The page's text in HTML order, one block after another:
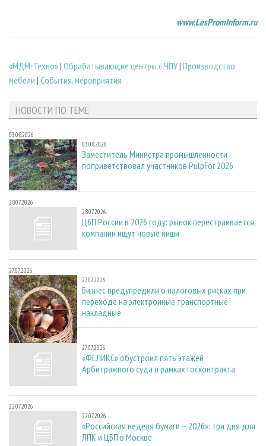
www.LesPromInform.ru
«МДМ-Техно»| Обрабатывающие центры с ЧПУ| Производство
мебели | События, мероприятия
НОВОСТИ ПО ТЕМЕ
03.08.2026
03.08.2026
Заместитель Министра промышленности
поприветствовал участников PulpFor 2026
28.07.2026
28.07.2026
ЦБП России в 2026 году: рынок перестраивается,
компании ищут новые ниши
27.07.2026
27.07.2026
Бизнес предупредили о налоговых рисках при
переходе на электронные транспортные
накладные
27.07.2026
27.07.2026
«ФЕЛИКС» обустроил пять этажей
Арбитражного суда в рамках госконтракта
22.07.2026
22.07.2026
«Российская неделя бумаги – 2026»: три дня для
ЛПК и ЦБП в Москве